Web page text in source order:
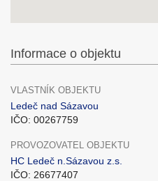
Informace o objektu
VLASTNÍK OBJEKTU
Ledeč nad Sázavou
IČO: 00267759
PROVOZOVATEL OBJEKTU
HC Ledeč n.Sázavou z.s.
IČO: 26677407